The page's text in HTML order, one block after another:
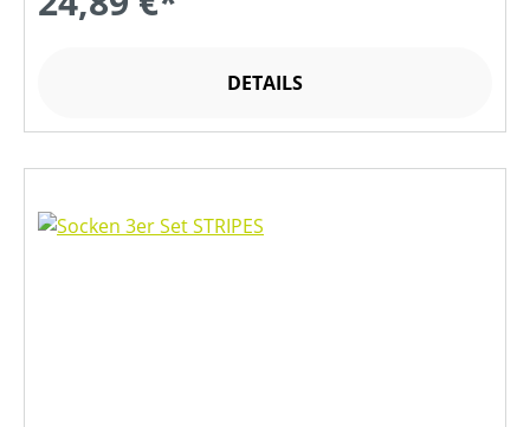
DETAILS